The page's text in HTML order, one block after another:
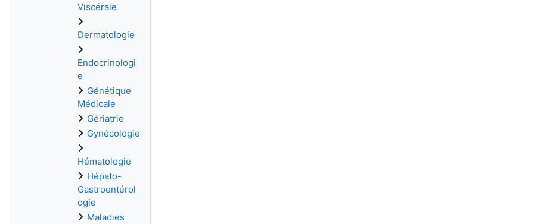
Viscérale
Dermatologie
Endocrinologi
e
Génétique
Médicale
Gériatrie
Gynécologie
Hématologie
Hépato-
Gastroentérol
ogie
Maladies